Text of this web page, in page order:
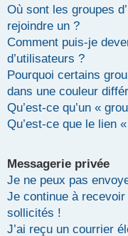
Où sont les groupes
rejoindre un ?
Comment puis-je
d’utilisateurs ?
Pourquoi certains
dans une couleur
Qu’est-ce qu’un «
Qu’est-ce que le lien «
Messagerie privée
Je ne peux pas
Je continue à
sollicités !
J’ai reçu un courrier